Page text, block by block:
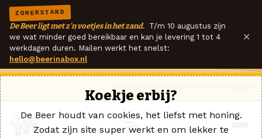
ZOMERSTAND
De Beer ligt met z'n voetjes in het zand. T/m 10 augustus zijn
we wat minder goed bereikbaar en kan je levering 1 tot 4
werkdagen duren. Mailen werkt het snelst:
hello@beerinabox.nl
×
Koekje erbij?
De Beer houdt van cookies, het liefst met honing.
Zodat zijn site super werkt en om lekker te